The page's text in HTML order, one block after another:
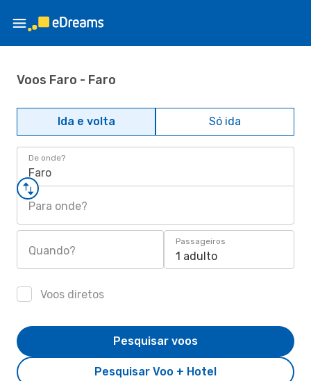
Voos Faro - Faro
Ida e volta Só ida
De onde?
Faro
Para onde?
Quando?
Passageiros
1 adulto
Voos diretos
Pesquisar Voo + Hotel
Pesquisar voos